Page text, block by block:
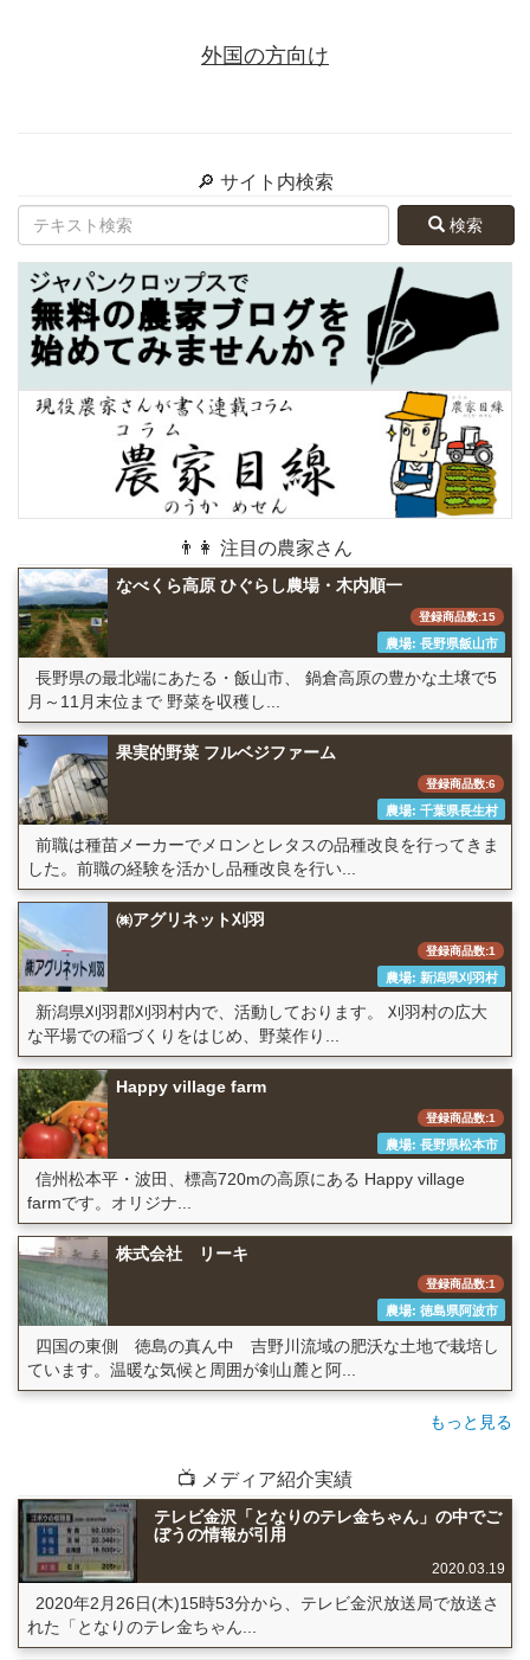
外国の方向け
🔎 サイト内検索
検索
👨👩 注目の農家さん
なべくら高原 ひぐらし農場・木内順一
登録商品数:15
農場: 長野県飯山市
長野県の最北端にあたる・飯山市、 鍋倉高原の豊かな土壌で5
月～11月末位まで 野菜を収穫し...
果実的野菜 フルベジファーム
登録商品数:6
農場: 千葉県長生村
前職は種苗メーカーでメロンとレタスの品種改良を行ってきま
した。前職の経験を活かし品種改良を行い...
㈱アグリネット刈羽
登録商品数:1
農場: 新潟県刈羽村
新潟県刈羽郡刈羽村内で、活動しております。 刈羽村の広大
な平場での稲づくりをはじめ、野菜作り...
Happy village farm
登録商品数:1
農場: 長野県松本市
信州松本平・波田、標高720mの高原にある Happy village
farmです。オリジナ...
株式会社 リーキ
登録商品数:1
農場: 徳島県阿波市
四国の東側 徳島の真ん中 吉野川流域の肥沃な土地で栽培し
ています。温暖な気候と周囲が剣山麓と阿...
もっと見る
📺 メディア紹介実績
テレビ金沢「となりのテレ金ちゃん」の中でご
ぼうの情報が引用
2020.03.19
2020年2月26日(木)15時53分から、テレビ金沢放送局で放送さ
れた「となりのテレ金ちゃん...